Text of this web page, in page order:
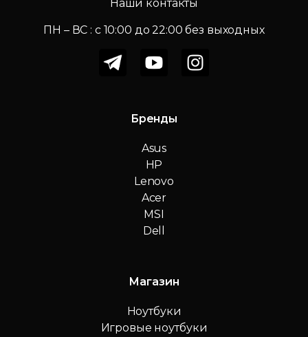
Наши контакты
ПН – ВС : c 10:00 до 22:00 без выходных
Бренды
Asus
HP
Lenovo
Acer
MSI
Dell
Магазин
Ноутбуки
Игровые ноутбуки